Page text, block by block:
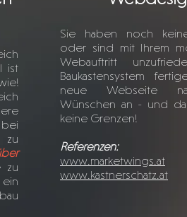
ist
zu
zu
ein
Sie haben noch
oder sind mit Ihrem
Webauftritt
Baukastensystem
neue Webseite
Wünschen an - und
keine Grenzen!
Referenzen:
www.marketwings.at
www.kastnerschatz.at